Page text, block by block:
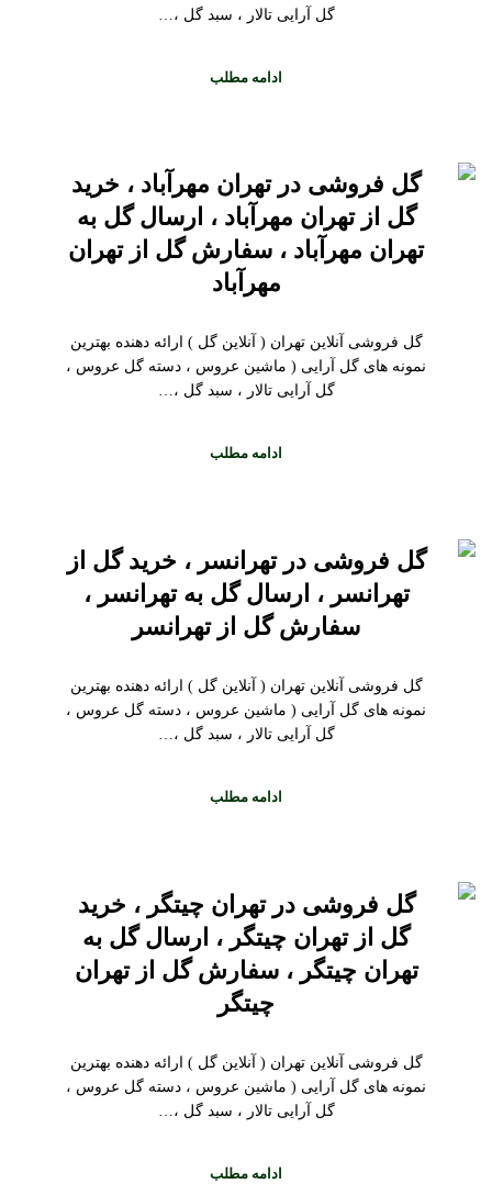
گل آرایی تالار ، سبد گل ،…
ادامه مطلب
گل فروشی در تهران مهرآباد ، خرید
گل از تهران مهرآباد ، ارسال گل به
تهران مهرآباد ، سفارش گل از تهران
مهرآباد
گل فروشی آنلاین تهران ( آنلاین گل ) ارائه دهنده بهترین
نمونه های گل آرایی ( ماشین عروس ، دسته گل عروس ،
گل آرایی تالار ، سبد گل ،…
ادامه مطلب
گل فروشی در تهرانسر ، خرید گل از
تهرانسر ، ارسال گل به تهرانسر ،
سفارش گل از تهرانسر
گل فروشی آنلاین تهران ( آنلاین گل ) ارائه دهنده بهترین
نمونه های گل آرایی ( ماشین عروس ، دسته گل عروس ،
گل آرایی تالار ، سبد گل ،…
ادامه مطلب
گل فروشی در تهران چیتگر ، خرید
گل از تهران چیتگر ، ارسال گل به
تهران چیتگر ، سفارش گل از تهران
چیتگر
گل فروشی آنلاین تهران ( آنلاین گل ) ارائه دهنده بهترین
نمونه های گل آرایی ( ماشین عروس ، دسته گل عروس ،
گل آرایی تالار ، سبد گل ،…
ادامه مطلب